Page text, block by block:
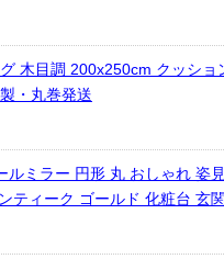
木目調 200x250cm クッショ
・丸巻発送
ルミラー 円形 丸 おしゃれ 姿
ティーク ゴールド 化粧台 玄